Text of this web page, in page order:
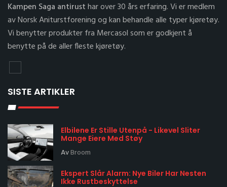
Kampen Saga antirusthar over 30 års erfaring. Vi er medlem
av Norsk Aniturstforening og kan behandle alle typer kjøretøy.
Vi benytter produkter fra Mercasol som er godkjent å
benytte på de aller fleste kjøretøy.
SISTE ARTIKLER
Elbilene Er Stille Utenpå - Likevel Sliter
Mange Eiere Med Støy
AvBroom
Ekspert Slår Alarm: Nye Biler Har Nesten
Ikke Rustbeskyttelse